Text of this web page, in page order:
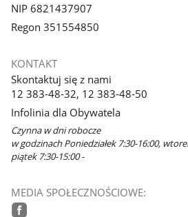
NIP 6821437907
Regon 351554850
KONTAKT
Skontaktuj się z nami
12 383-48-32, 12 383-48-50
Infolinia dla Obywatela
Czynna w dni robocze
w godzinach Poniedziałek 7:30-16:00,
piątek 7:30-15:00 -
MEDIA SPOŁECZNOŚCIOWE: